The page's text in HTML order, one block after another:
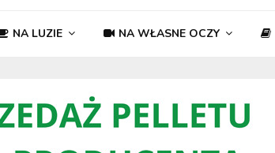
NA LUZIE NA WŁASNE OCZY